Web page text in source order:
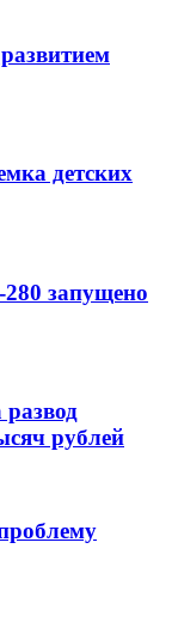
детских
280 запущено
рублей